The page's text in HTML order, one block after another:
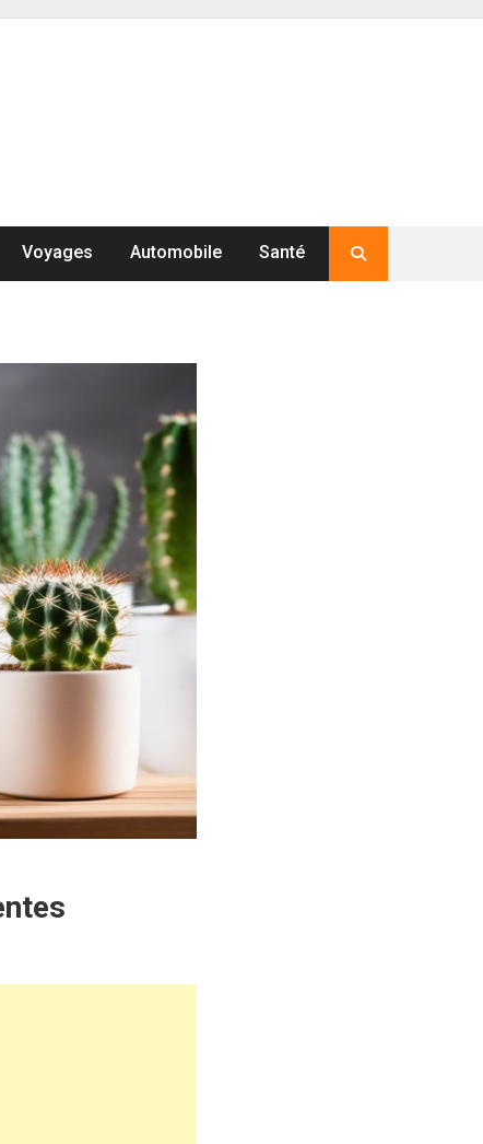
Voyages Automobile Santé